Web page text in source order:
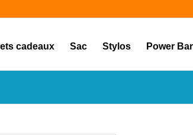
cadeaux Sac Stylos Power